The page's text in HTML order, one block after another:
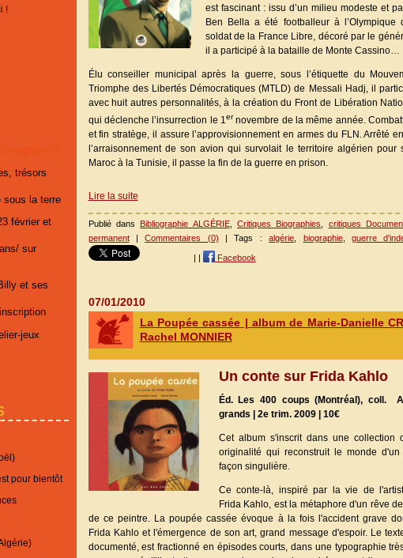
!
trésors
sous la terre
février et
sur
et ses
jeux
pour bientôt
est fascinant : issu d’un milieu modeste et
Ben Bella a été footballeur à l’Olympique
soldat de la France Libre, décoré par le
il a participé à la bataille de Monte Cassino…
Élu conseiller municipal après la guerre, sous l’étiquette du
Triomphe des Libertés Démocratiques (MTLD) de Messali Hadj, il
avec huit autres personnalités, à la création du Front de Libération
qui déclenche l’insurrection le 1er novembre de la même année.
et fin stratège, il assure l’approvisionnement en armes du FLN. Arrêté
l’arraisonnement de son avion qui survolait le territoire algérien pour
Maroc à la Tunisie, il passe la fin de la guerre en prison.
Lire la suite
Publié dans Bibliographie ALGÉRIE, Critiques Biographies critiques
permanent|Commentaires (0) | Tags :algérie biographie, guerre
| | Facebook
07/01/2010
La Poupée cassée | album de Marie-Danielle
Rachel MONNIER
Un conte sur Frida Kahlo
Éd. Les 400 coups (Montréal), coll.
grands | 2e trim. 2009 | 10€
Cet album s'inscrit dans une collection
originalité qui reconstruit le monde d'un
façon singulière.
Ce conte-là, inspiré par la vie de
Frida Kahlo, est la métaphore d'un rêve
de ce peintre. La poupée cassée évoque à la fois l'accident grave
Frida Kahlo et l'émergence de son art, grand message d'espoir. Le
documenté, est fractionné en épisodes courts, dans une typographie